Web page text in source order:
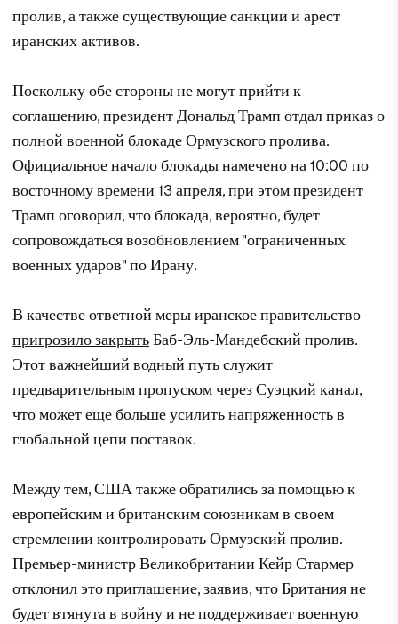
пролив, а также существующие санкции и арест
иранских активов.
Поскольку обе стороны не могут прийти к
соглашению, президент Дональд Трамп отдал приказ о
полной военной блокаде Ормузского пролива.
Официальное начало блокады намечено на 10:00 по
восточному времени 13 апреля, при этом президент
Трамп оговорил, что блокада, вероятно, будет
сопровождаться возобновлением "ограниченных
военных ударов" по Ирану.
В качестве ответной меры иранское правительство
пригрозило закрытьБаб-Эль-Мандебский пролив.
Этот важнейший водный путь служит
предварительным пропуском через Суэцкий канал,
что может еще больше усилить напряженность в
глобальной цепи поставок.
Между тем, США также обратились за помощью к
европейским и британским союзникам в своем
стремлении контролировать Ормузский пролив.
Премьер-министр Великобритании Кейр Стармер
отклонил это приглашение, заявив, что Британия не
будет втянута в войну и не поддерживает военную